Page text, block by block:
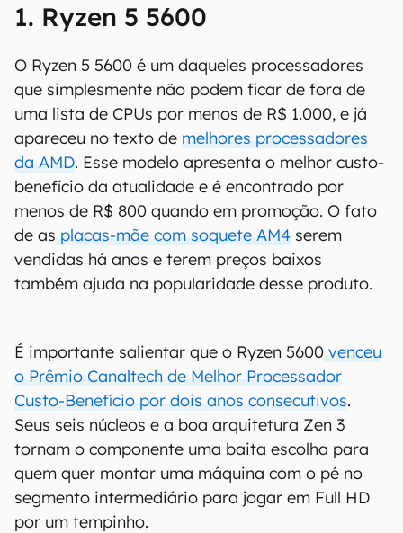
1. Ryzen 5 5600
O Ryzen 5 5600 é um daqueles processadores
que simplesmente não podem ficar de fora de
uma lista de CPUs por menos de R$ 1.000, e já
apareceu no texto de melhores processadores
da AMD. Esse modelo apresenta o melhor custo-
benefício da atualidade e é encontrado por
menos de R$ 800 quando em promoção. O fato
de as placas-mãe com soquete AM4 serem
vendidas há anos e terem preços baixos
também ajuda na popularidade desse produto.
É importante salientar que o Ryzen 5600 venceu
o Prêmio Canaltech de Melhor Processador
Custo-Benefício por dois anos consecutivos.
Seus seis núcleos e a boa arquitetura Zen 3
tornam o componente uma baita escolha para
quem quer montar uma máquina com o pé no
segmento intermediário para jogar em Full HD
por um tempinho.